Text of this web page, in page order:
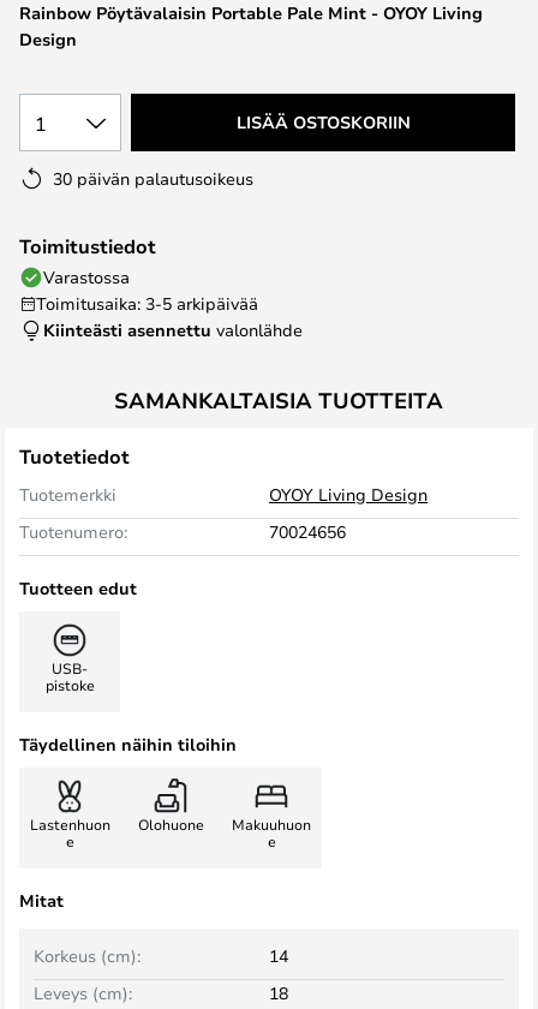
gallery
Rainbow Pöytävalaisin Portable Pale Mint - OYOY Living
Design
1 LISÄÄ OSTOSKORIIN
30 päivän palautusoikeus
Toimitustiedot
Varastossa
Toimitusaika: 3-5 arkipäivää
Kiinteästi asennettu valonlähde
SAMANKALTAISIA TUOTTEITA
Tuotetiedot
Tuotemerkki
OYOY Living Design
Tuotenumero:
70024656
Tuotteen edut
USB-
pistoke
Täydellinen näihin tiloihin
Lastenhuon
e
Olohuone
Makuuhuon
e
Mitat
Leveys (cm): 18
Korkeus (cm): 14